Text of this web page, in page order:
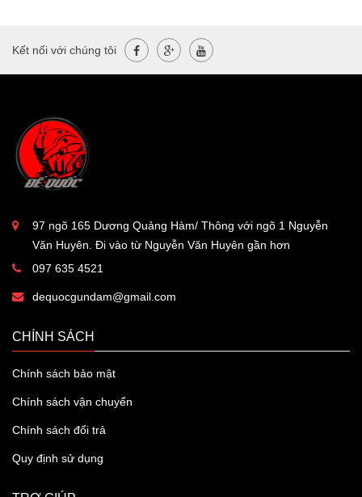
Kết nối với chúng tôi
97 ngõ 165 Dương Quảng Hàm/ Thông với ngõ 1 Nguyễn
Văn Huyên. Đi vào từ Nguyễn Văn Huyên gần hơn
097 635 4521
dequocgundam@gmail.com
CHÍNH SÁCH
Chính sách bảo mật
Chính sách vận chuyển
Chính sách đổi trả
Quy định sử dụng